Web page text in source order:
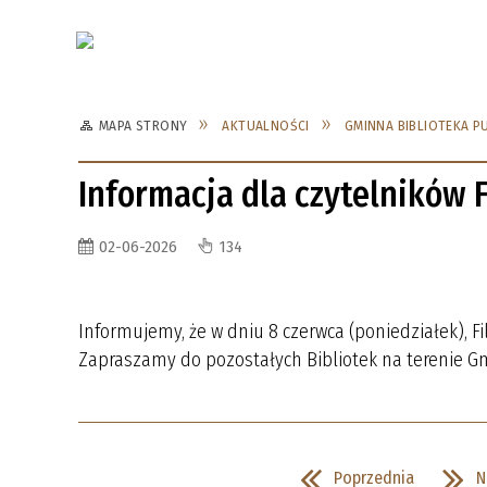
NIEDRZWICA DUŻA
SPOTKANIA DKK W 2026 ROKU
SPOTKANIA DKK W 2020 ROKU
SPOTKANIA DKK W 2016 ROKU
SPOTKANIA DKK W 2008 ROKU
MAPA STRONY AKTUALNOŚCI GMINNA BIBLIOTEKA
Informacja dla czytelników
02-06-2026 134
Informujemy, że w dniu 8 czerwca (poniedziałek),
Zapraszamy do pozostałych Bibliotek na terenie
Poprzednia